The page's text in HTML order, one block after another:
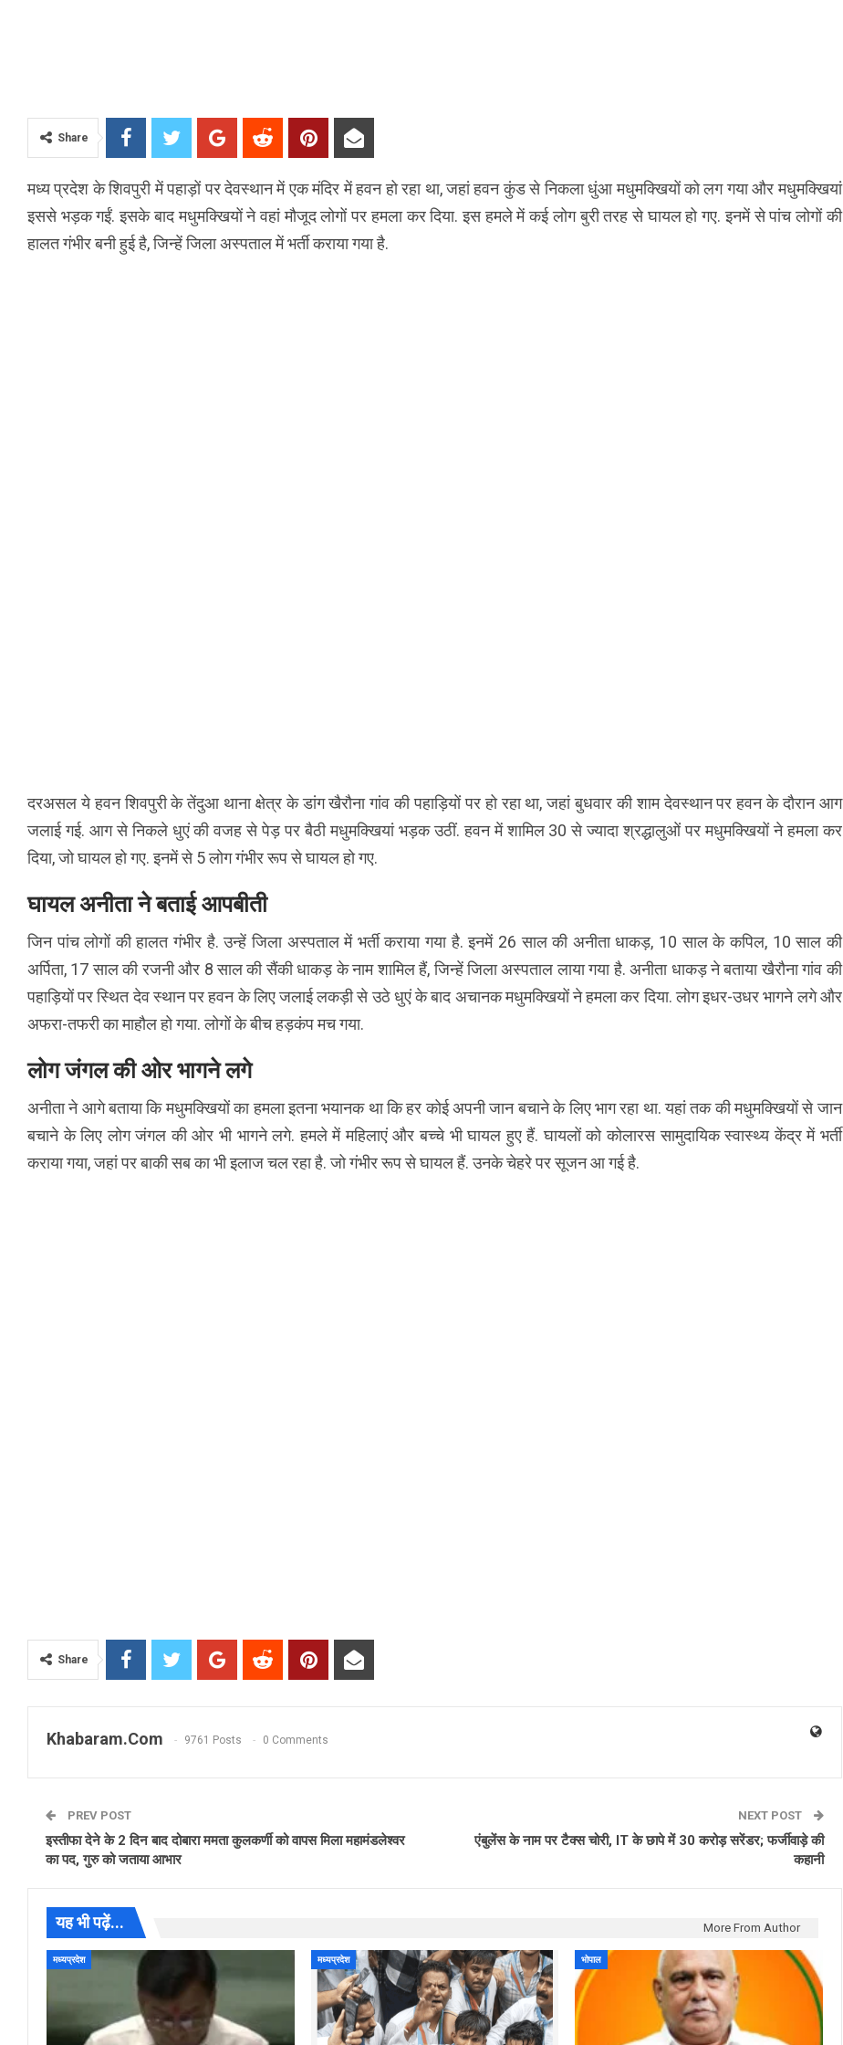
Share
मध्य प्रदेश के शिवपुरी में पहाड़ों पर देवस्थान में एक मंदिर में हवन हो रहा था, जहां हवन कुंड से निकला धुंआ मधुमक्खियों को लग गया और मधुमक्खियां
इससे भड़क गईं. इसके बाद मधुमक्खियों ने वहां मौजूद लोगों पर हमला कर दिया. इस हमले में कई लोग बुरी तरह से घायल हो गए. इनमें से पांच लोगों की
हालत गंभीर बनी हुई है, जिन्हें जिला अस्पताल में भर्ती कराया गया है.
दरअसल ये हवन शिवपुरी के तेंदुआ थाना क्षेत्र के डांग खैरौना गांव की पहाड़ियों पर हो रहा था, जहां बुधवार की शाम देवस्थान पर हवन के दौरान आग
जलाई गई. आग से निकले धुएं की वजह से पेड़ पर बैठी मधुमक्खियां भड़क उठीं. हवन में शामिल 30 से ज्यादा श्रद्धालुओं पर मधुमक्खियों ने हमला कर
दिया, जो घायल हो गए. इनमें से 5 लोग गंभीर रूप से घायल हो गए.
घायल अनीता ने बताई आपबीती
जिन पांच लोगों की हालत गंभीर है. उन्हें जिला अस्पताल में भर्ती कराया गया है. इनमें 26 साल की अनीता धाकड़, 10 साल के कपिल, 10 साल की
अर्पिता, 17 साल की रजनी और 8 साल की सैंकी धाकड़ के नाम शामिल हैं, जिन्हें जिला अस्पताल लाया गया है. अनीता धाकड़ ने बताया खैरौना गांव की
पहाड़ियों पर स्थित देव स्थान पर हवन के लिए जलाई लकड़ी से उठे धुएं के बाद अचानक मधुमक्खियों ने हमला कर दिया. लोग इधर-उधर भागने लगे और
अफरा-तफरी का माहौल हो गया. लोगों के बीच हड़कंप मच गया.
लोग जंगल की ओर भागने लगे
अनीता ने आगे बताया कि मधुमक्खियों का हमला इतना भयानक था कि हर कोई अपनी जान बचाने के लिए भाग रहा था. यहां तक की मधुमक्खियों से जान
बचाने के लिए लोग जंगल की ओर भी भागने लगे. हमले में महिलाएं और बच्चे भी घायल हुए हैं. घायलों को कोलारस सामुदायिक स्वास्थ्य केंद्र में भर्ती
कराया गया, जहां पर बाकी सब का भी इलाज चल रहा है. जो गंभीर रूप से घायल हैं. उनके चेहरे पर सूजन आ गई है.
Share
Khabaram.Com 9761 Posts 0 Comments
PREV POST
इस्तीफा देने के 2 दिन बाद दोबारा ममता कुलकर्णी को वापस मिला महामंडलेश्वर
का पद, गुरु को जताया आभार
NEXT POST
एंबुलेंस के नाम पर टैक्स चोरी, IT के छापे में 30 करोड़ सरेंडर; फर्जीवाड़े की
कहानी
यह भी पढ़ें... More From Author
मध्यप्रदेश मध्यप्रदेश भोपाल